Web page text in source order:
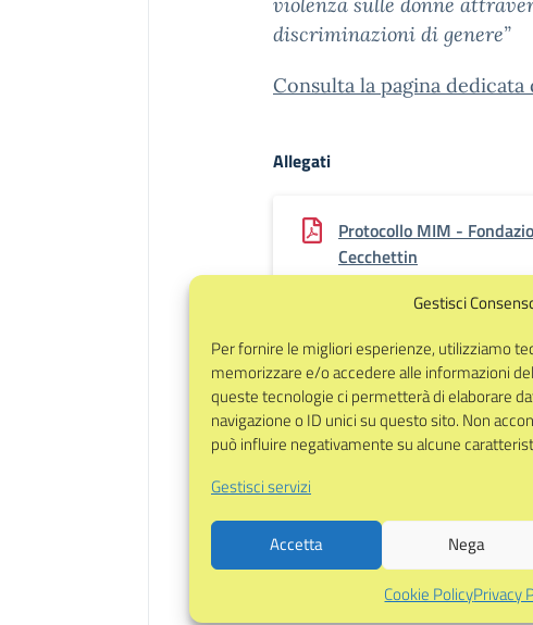
Gestisci
Per fornire le migliori esperienze, utilizziamo
memorizzare e/o accedere alle informazioni
queste tecnologie ci permetterà di elaborare
navigazione o ID unici su questo sito. Non
può influire negativamente su alcune
Gestisci servizi
Accetta Nega
Cookie PolicyPrivacy
discriminazioni di genere”
Consulta la pagina dedicata
Allegati
Protocollo MIM -
Cecchettin
pdf - 3109 kb
Indirizzi di studio
Scuola dell'Infanzia
Scuola Secondaria di